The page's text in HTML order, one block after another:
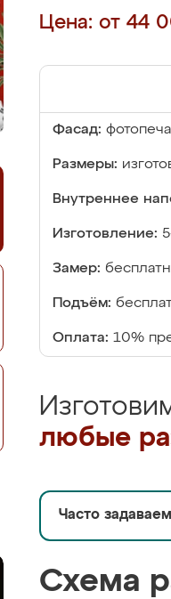
Цена: от 44
Фасад:
Размеры:
Внутреннее
Изготовление:
Замер:
Подъём:
Оплата: 10%
любые
Часто
Схема